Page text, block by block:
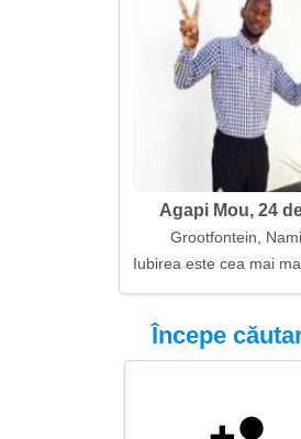
Agapi Mou, 24
Grootfontein,
Iubirea este cea mai
Începe